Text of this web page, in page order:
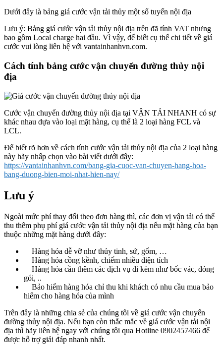
Dưới đây là bảng giá cước vận tải thủy một số tuyến nội địa
Lưu ý: Bảng giá cước vận tải thủy nội địa trên đã tính VAT nhưng
bao gồm Local charge hai đầu. Vì vậy, để biết cụ thể chi tiết về giá
cước vui lòng liên hệ với vantainhanhvn.com.
Cách tính bảng cước vận chuyển đường thủy nội
địa
Cước vận chuyển đường thủy nội địa tại VẬN TẢI NHANH có sự
khác nhau dựa vào loại mặt hàng, cụ thể là 2 loại hàng FCL và
LCL.
Để biết rõ hơn về cách tính cước vận tải thủy nội địa của 2 loại hàng
này hãy nhấp chọn vào bài viết dưới đây:
https://vantainhanhvn.com/bang-gia-cuoc-van-chuyen-hang-hoa-
bang-duong-bien-moi-nhat-hien-nay/
Lưu ý
Ngoài mức phí thay đổi theo đơn hàng thì, các đơn vị vận tải có thể
thu thêm phụ phí giá cước vận tải thủy nội địa nếu mặt hàng của bạn
thuộc những mặt hàng dưới đây:
Hàng hóa dễ vỡ như thủy tinh, sứ, gốm, …
Hàng hóa cồng kềnh, chiếm nhiều diện tích
Hàng hóa cần thêm các dịch vụ đi kèm như bốc vác, đóng
gói, ..
Bảo hiểm hàng hóa chỉ thu khi khách có nhu cầu mua bảo
hiểm cho hàng hóa của mình
Trên đây là những chia sẻ của chúng tôi về giá cước vận chuyển
đường thủy nội địa. Nếu bạn còn thắc mắc về giá cước vận tải nội
địa thì hãy liên hệ ngay với chúng tôi qua Hotline 0902457466 để
được hỗ trợ giải đáp nhanh nhất.